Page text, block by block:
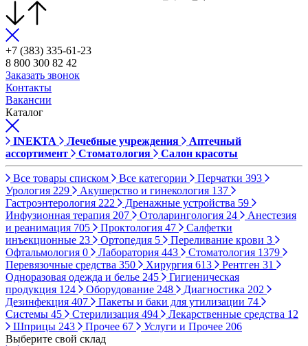
+7 (383) 335-61-23
8 800 300 82 42
Заказать звонок
Контакты
Вакансии
Каталог
INEKTA Лечебные учреждения
Аптечный
ассортимент
Стоматология Салон красоты
Все товары списком Все категории Перчатки 393
Урология 229 Акушерство и гинекология 137
Гастроэнтерология 222 Дренажные устройства 59
Инфузионная терапия 207 Отоларингология 24
Анестезия
и реанимация 705 Проктология 47
Салфетки
инъекционные 23 Ортопедия 5 Переливание крови 3
Офтальмология 0 Лаборатория 443 Стоматология 1379
Перевязочные средства 350 Хирургия 613 Рентген 31
Одноразовая одежда и белье 245
Гигиеническая
продукция 124 Оборудование 248 Диагностика 202
Дезинфекция 407 Пакеты и баки для утилизации 74
Системы 45 Стерилизация 494 Лекарственные средства 12
Шприцы 243 Прочее 67 Услуги и Прочее 206
Выберите свой склад